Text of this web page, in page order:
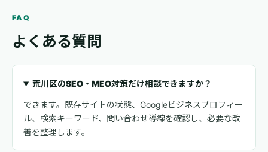
FAQ
よくある質問
荒川区のSEO・MEO対策だけ相談できますか？
できます。既存サイトの状態、Googleビジネスプロフィー
ル、検索キーワード、問い合わせ導線を確認し、必要な改
善を整理します。